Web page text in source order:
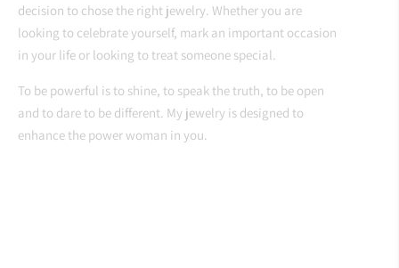
decision to chose the right jewelry. Whether you are
looking to celebrate yourself, mark an important occasion
in your life or looking to treat someone special.
To be powerful is to shine, to speak the truth, to be open
and to dare to be different. My jewelry is designed to
enhance the power woman in you.